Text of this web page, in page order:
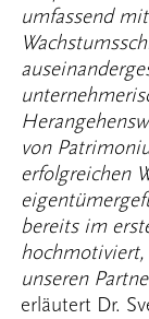
umfassend
von
erfolgreichen
bereits im
unseren
erläutert Dr.